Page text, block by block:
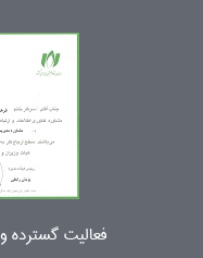
فعالیت گسترده